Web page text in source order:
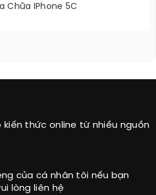
Chữa IPhone 5C
thức online từ nhiều nguồn
của cá nhân tôi nếu bạn
lòng liên hệ